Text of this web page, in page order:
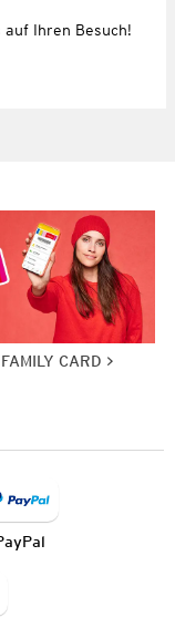
Ihren Besuch!
CARD